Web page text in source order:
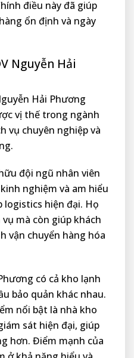
điều này đã giúp
ổn định và ngày
Nguyễn Hải
Hải Phương
vị thế trong ngành
vụ chuyên nghiệp và
đội ngũ nhân viên
nghiệm và am hiểu
logistics hiện đại. Họ
mà còn giúp khách
vận chuyển hàng hóa
có cả kho lạnh
bảo quản khác nhau.
nổi bật là nhà kho
sát hiện đại, giúp
hơn. Điểm mạnh của